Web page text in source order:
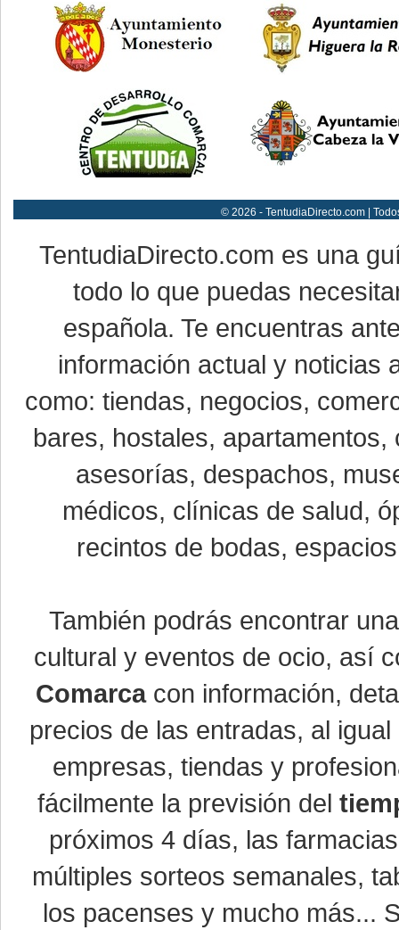
© 2026 - TentudiaDirecto.com |
TentudiaDirecto.com es una
todo lo que puedas
española. Te encuentras
información actual y noticias
como: tiendas, negocios,
bares, hostales,
asesorías, despachos,
médicos, clínicas de salud,
recintos de bodas,
También podrás encontrar
cultural y eventos de ocio, así
Comarcacon información,
precios de las entradas, al
empresas, tiendas y
fácilmente la previsión del
próximos 4 días, las
múltiples sorteos semanales,
los pacenses y mucho más...